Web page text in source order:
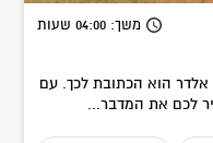
משך: 04:00 שעות
הוא הכתובת לכך. עם
לכם את המדבר...